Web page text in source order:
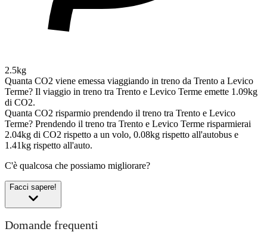
2.5kg
Quanta CO2 viene emessa viaggiando in treno da Trento a Levico
Terme? Il viaggio in treno tra Trento e Levico Terme emette 1.09kg
di CO2.
Quanta CO2 risparmio prendendo il treno tra Trento e Levico
Terme? Prendendo il treno tra Trento e Levico Terme risparmierai
2.04kg di CO2 rispetto a un volo, 0.08kg rispetto all'autobus e
1.41kg rispetto all'auto.
C'è qualcosa che possiamo migliorare?
Facci sapere!
Domande frequenti